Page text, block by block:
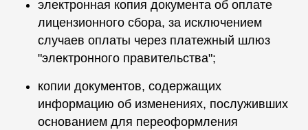
электронная копия документа об оплате
лицензионного сбора, за исключением
случаев оплаты через платежный шлюз
"электронного правительства";
копии документов, содержащих
информацию об изменениях, послуживших
основанием для переоформления